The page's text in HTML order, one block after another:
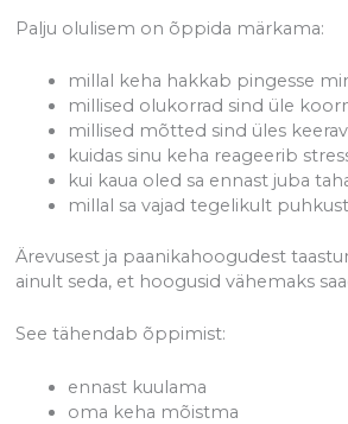
Palju olulisem on õppida märkama:
millal keha hakkab pingesse
millised olukorrad sind üle
millised mõtted sind üles
kuidas sinu keha reageerib
kui kaua oled sa ennast juba
millal sa vajad tegelikult
Ärevusest ja paanikahoogudest
ainult seda, et hoogusid vähemaks
See tähendab õppimist:
ennast kuulama
oma keha mõistma